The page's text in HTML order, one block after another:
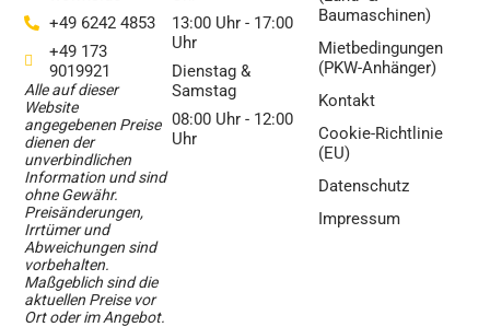
+49 6242 4853
+49 173
9019921
Alle auf dieser
Website
angegebenen Preise
dienen der
unverbindlichen
Information und sind
ohne Gewähr.
Preisänderungen,
Irrtümer und
Abweichungen sind
vorbehalten.
Maßgeblich sind die
aktuellen Preise vor
Ort oder im Angebot.
13:00 Uhr - 17:00
Uhr
Dienstag &
Samstag
08:00 Uhr - 12:00
Uhr
Baumaschinen)
Mietbedingungen
(PKW-Anhänger)
Kontakt
Cookie-Richtlinie
(EU)
Datenschutz
Impressum